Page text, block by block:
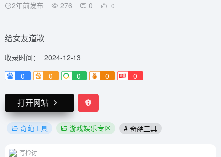
2年前发布 276 0 0
给女友道歉
收录时间：
2024-12-13
0
0 0 0 0
打开网站
奇葩工具 游戏娱乐专区 # 奇葩工具
写检讨